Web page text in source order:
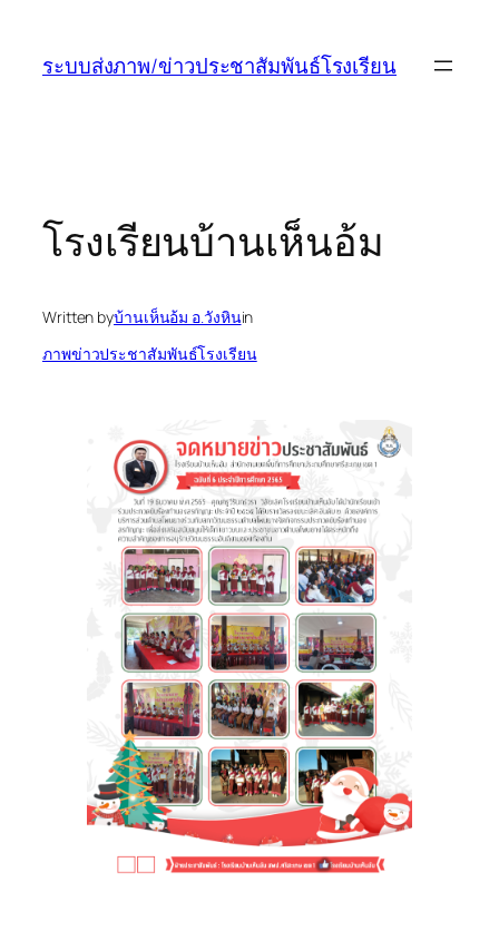
ระบบส่งภาพ/ข่าวประชาสัมพันธ์โรงเรียน
โรงเรียนบ้านเห็นอ้ม
Written byบ้านเห็นอ้ม อ.วังหินin
ภาพข่าวประชาสัมพันธ์โรงเรียน